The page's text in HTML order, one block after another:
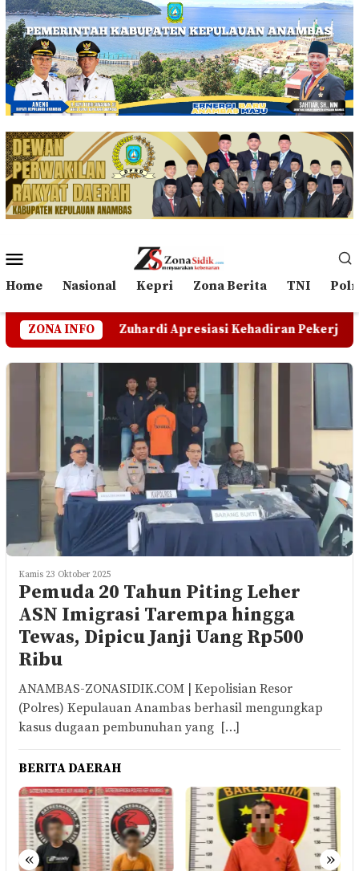
Loncat
ke
konten
Mobile
Home Nasional Kepri Zona Berita TNI
ZONA INFO
Zuhardi Apresiasi Kehadiran Pekerja PT CSA di RDP,
Kamis 23 Oktober 2025
Pemuda 20 Tahun Piting Leher
ASN Imigrasi Tarempa hingga
Tewas, Dipicu Janji Uang Rp500
Ribu
ANAMBAS-ZONASIDIK.COM | Kepolisian Resor
(Polres) Kepulauan Anambas berhasil mengungkap
kasus dugaan pembunuhan yang […]
BERITA DAERAH
« »